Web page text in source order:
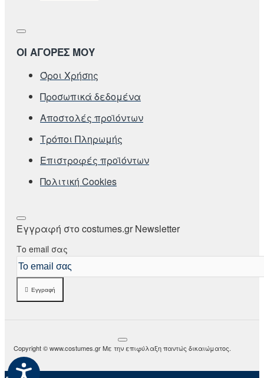
ΟΙ ΑΓΟΡΕΣ ΜΟΥ
Όροι Χρήσης
Προσωπικά δεδομένα
Αποστολές προϊόντων
Τρόποι Πληρωμής
Επιστροφές προϊόντων
Πολιτική Cookies
Εγγραφή στο costumes.gr Newsletter
Το email σας
Εγγραφή
Copyright © www.costumes.gr Με την επιφύλαξη παντώς δικαιώματος.